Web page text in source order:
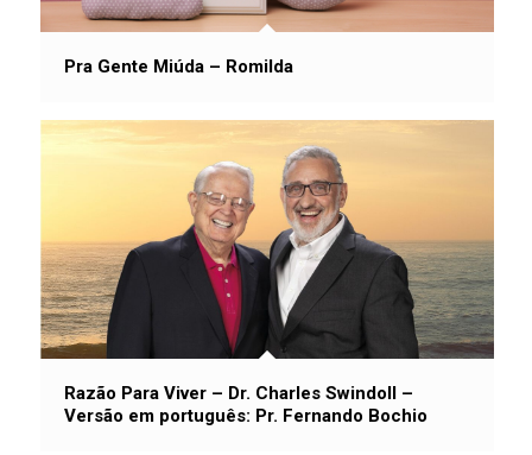
Pra Gente Miúda – Romilda
Razão Para Viver – Dr. Charles Swindoll –
Versão em português: Pr. Fernando Bochio